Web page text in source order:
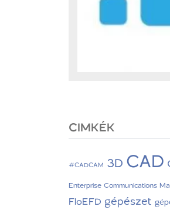
CIMKÉK
#CADCAM 3DCAD
Enterprise Communications
FloEFD gépészet